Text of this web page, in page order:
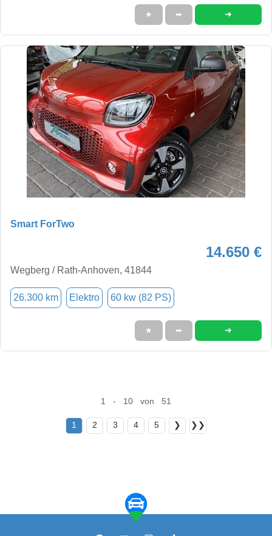
★ ➦ ➜
Smart ForTwo
14.650 €
Wegberg / Rath-Anhoven, 41844
26.300 km Elektro 60 kw (82 PS)
★ ➦ ➜
1 - 10 von 51
1 2 3 4 5 ❯ ❯❯